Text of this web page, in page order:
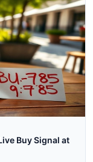
Buy Signal at